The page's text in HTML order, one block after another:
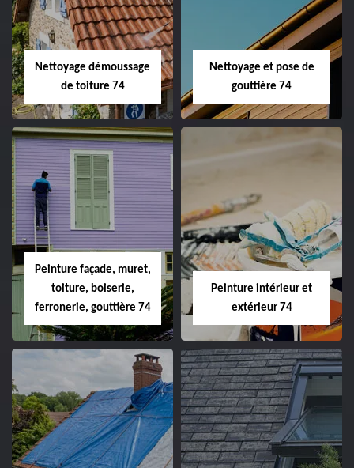
Nettoyage démoussage
de toiture 74
Nettoyage et pose de
gouttière 74
Peinture façade, muret,
toiture, boiserie,
ferronerie, gouttière 74
Peinture intérieur et
extérieur 74